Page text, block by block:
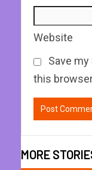
Website
Save
this
MORE